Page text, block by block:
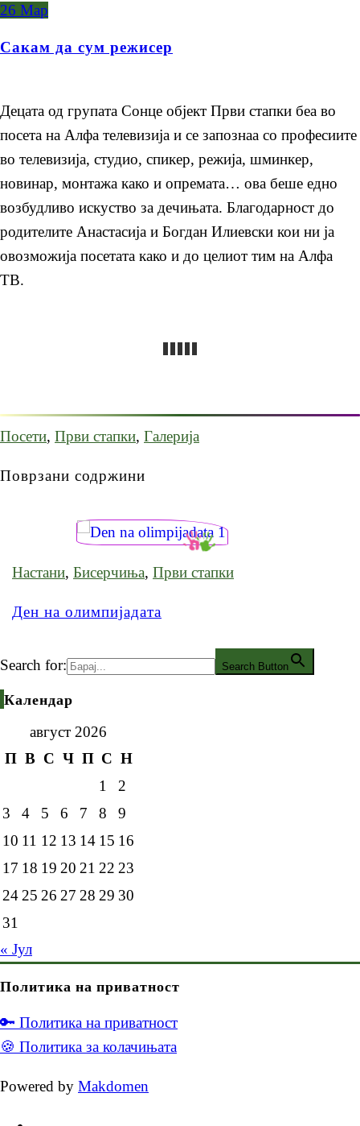
26 Мар
Сакам да сум режисер
Децата од групата Сонце објект Први стапки беа во
посета на Алфа телевизија и се запознаа со професиите
во телевизија, студио, спикер, режија, шминкер,
новинар, монтажа како и опремата… ова беше едно
возбудливо искуство за дечињата. Благодарност до
родителите Анастасија и Богдан Илиевски кои ни ја
овозможија посетата како и до целиот тим на Алфа
ТВ.
Посети, Први стапки, Галерија
Поврзани содржини
Настани,Бисерчиња,Први стапки
Ден на олимпијадата
Search for: Search Button
Календар
август 2026
П В С Ч П С Н
1
2
3
4 5 6 7 8
9
10 11 12 13 14 15 16
17 18 19 20 21 22 23
24 25 26 27 28 29 30
31
« Јул
Политика на приватност
🔑 Политика на приватност
🍪 Политика за колачињата
Powered by Makdomen